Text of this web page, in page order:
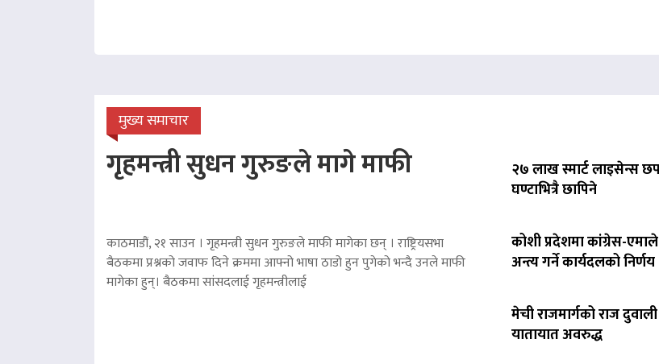
मुख्य समाचार
गृहमन्त्री सुधन गुरुङले मागे माफी
काठमाडौं, २१ साउन । गृहमन्त्री सुधन गुरुङले माफी मागेका छन् । राष्ट्रियसभा
बैठकमा प्रश्नको जवाफ दिने क्रममा आफ्नो भाषा ठाडो हुन पुगेको भन्दै उनले माफी
मागेका हुन्। बैठकमा सांसदलाई गृहमन्त्रीलाई
२७ लाख स्मार्ट लाइसेन्स
घण्टाभित्रै छापिने
कोशी प्रदेशमा कांग्रेस-
अन्त्य गर्ने कार्यदलको निर्णय
मेची राजमार्गको राज
यातायात अवरुद्ध